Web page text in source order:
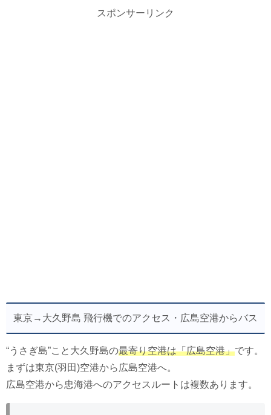
スポンサーリンク
東京→大久野島 飛行機でのアクセス・広島空港からバス
“うさぎ島”こと大久野島の最寄り空港は「広島空港」です。
まずは東京(羽田)空港から広島空港へ。
広島空港から忠海港へのアクセスルートは複数あります。